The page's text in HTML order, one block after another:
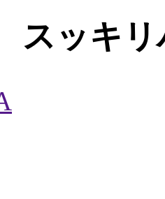
スッキリ